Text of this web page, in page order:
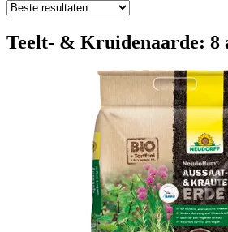
Teelt- & Kruidenaarde: 8